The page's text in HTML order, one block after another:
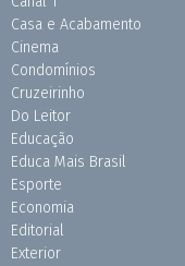
Casa e Acabamento
Cinema
Condomínios
Cruzeirinho
Do Leitor
Educação
Educa Mais Brasil
Esporte
Economia
Editorial
Exterior